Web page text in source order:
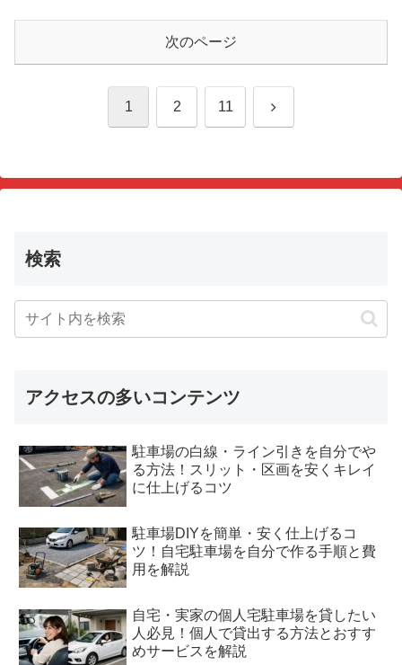
次のページ
1 2 11 次
検索
アクセスの多いコンテンツ
駐車場の白線・ライン引きを自分でや
る方法！スリット・区画を安くキレイ
に仕上げるコツ
駐車場DIYを簡単・安く仕上げるコ
ツ！自宅駐車場を自分で作る手順と費
用を解説
自宅・実家の個人宅駐車場を貸したい
人必見！個人で貸出する方法とおすす
めサービスを解説